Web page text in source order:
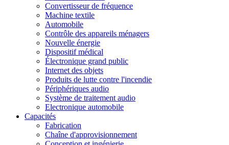
Convertisseur de fréquence
Machine textile
Automobile
Contrôle des appareils ménagers
Nouvelle énergie
Dispositif médical
Électronique grand public
Internet des objets
Produits de lutte contre l'incendie
Périphériques audio
Système de traitement audio
Electronique automobile
Capacités
Fabrication
Chaîne d'approvisionnement